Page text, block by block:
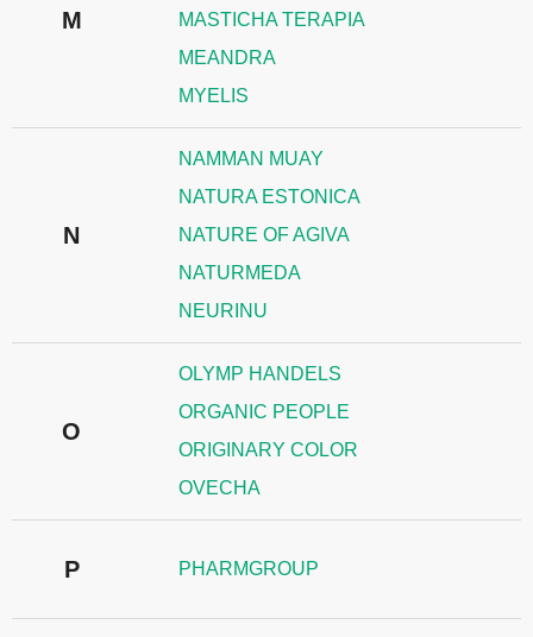
M
MASTICHA TERAPIA
MEANDRA
MYELIS
N
NAMMAN MUAY
NATURA ESTONICA
NATURE OF AGIVA
NATURMEDA
NEURINU
O
OLYMP HANDELS
ORGANIC PEOPLE
ORIGINARY COLOR
OVECHA
P PHARMGROUP